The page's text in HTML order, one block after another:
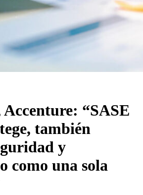
“SASE
también
y
como una sola